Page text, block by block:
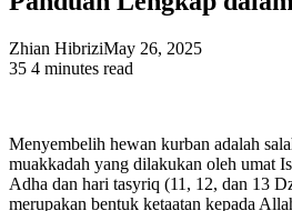
Zhian HibriziMay 26, 2025
35 4 minutes read
Menyembelih hewan kurban adalah
muakkadah yang dilakukan oleh umat
Adha dan hari tasyriq (11, 12, dan 13
merupakan bentuk ketaatan kepada